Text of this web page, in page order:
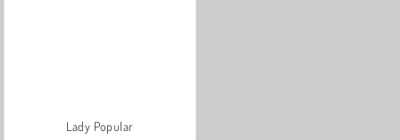
Lady Popular